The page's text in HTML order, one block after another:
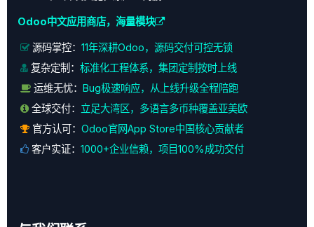
Odoo中文应用商店，海量模块
源码掌控： 11年深耕Odoo，源码交付可控无锁
复杂定制： 标准化工程体系，集团定制按时上线
运维无忧：
Bug极速响应，从上线升级全程陪跑
全球交付： 立足大湾区，多语言多币种覆盖亚美欧
官方认可： Odoo官网App Store中国核心贡献者
客户实证： 1000+企业信赖，项目100%成功交付